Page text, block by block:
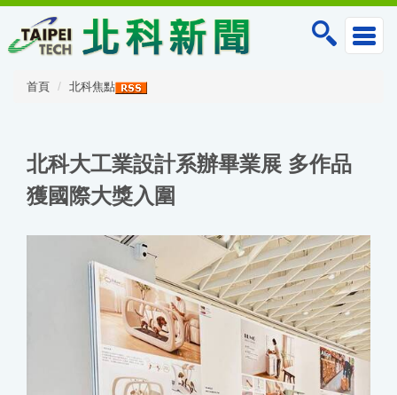
主
首頁 北科焦點
北科大工業設計系辦畢業展 多作品
獲國際大獎入圍